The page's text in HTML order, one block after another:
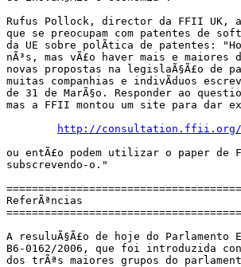
Rufus Pollock, director da FFII UK,
que se preocupam com patentes de
da UE sobre polÃ­tica de patentes:
nÃ³s, mas vÃ£o haver mais e maiores
novas propostas na legislaÃ§Ã£o de
muitas companhias e indivÃ­duos
de 31 de MarÃ§o. Responder ao
mas a FFII montou um site para dar
http://consultation.ffii.org/
ou entÃ£o podem utilizar o paper de
subscrevendo-o."
ReferÃªncias
A resuluÃ§Ã£o de hoje do Parlamento
B6-0162/2006, que foi introduzida
dos trÃªs maiores grupos do